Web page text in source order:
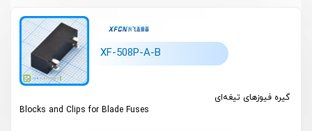
XF-508P-A-B
گیره‌ فیوزهای تیغه‌ای
Blocks and Clips for Blade Fuses